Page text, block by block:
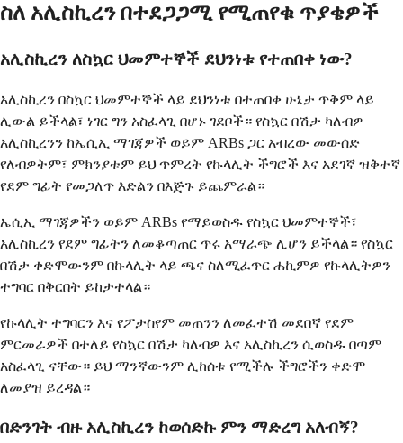
ስለ አሊስኪረን በተደጋጋሚ የሚጠየቁ ጥያቄዎች
አሊስኪረን ለስኳር ህመምተኞች ደህንነቱ የተጠበቀ ነው?
አሊስኪረን በስኳር ህመምተኞች ላይ ደህንነቱ በተጠበቀ ሁኔታ ጥቅም ላይ
ሊውል ይችላል፣ ነገር ግን አስፈላጊ በሆኑ ገደቦች። የስኳር በሽታ ካለብዎ
አሊስኪረንን ከኤሲኢ ማገጃዎች ወይም ARBs ጋር አብረው መውሰድ
የለብዎትም፣ ምክንያቱም ይህ ጥምረት የኩላሊት ችግሮች እና አደገኛ ዝቅተኛ
የደም ግፊት የመጋለጥ እድልን በእጅጉ ይጨምራል።
ኤሲኢ ማገጃዎችን ወይም ARBs የማይወስዱ የስኳር ህመምተኞች፣
አሊስኪረን የደም ግፊትን ለመቆጣጠር ጥሩ አማራጭ ሊሆን ይችላል። የስኳር
በሽታ ቀድሞውንም በኩላሊት ላይ ጫና ስለሚፈጥር ሐኪምዎ የኩላሊትዎን
ተግባር በቅርበት ይከታተላል።
የኩላሊት ተግባርን እና የፖታስየም መጠንን ለመፈተሽ መደበኛ የደም
ምርመራዎች በተለይ የስኳር በሽታ ካለብዎ እና አሊስኪረን ሲወስዱ በጣም
አስፈላጊ ናቸው። ይህ ማንኛውንም ሊከሰቱ የሚችሉ ችግሮችን ቀድሞ
ለመያዝ ይረዳል።
በድንገት ብዙ አሊስኪረን ከወሰድኩ ምን ማድረግ አለብኝ?